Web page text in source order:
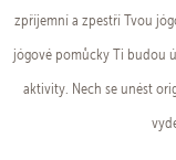
zpříjemní a zpestří Tvou
jógové pomůcky Ti budou
aktivity. Nech se unést